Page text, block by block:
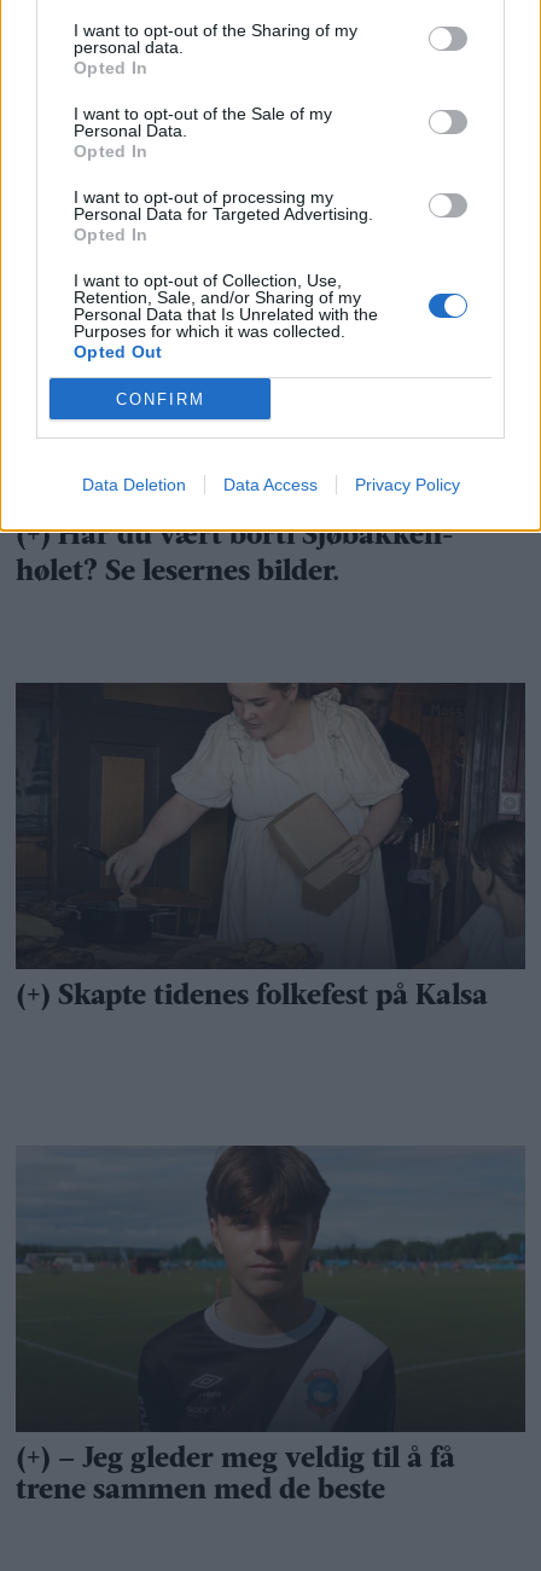
I want to opt-out of the Sharing of my
personal data.
Opted In
I want to opt-out of the Sale of my
Personal Data.
Opted In
I want to opt-out of processing my
Personal Data for Targeted Advertising.
Opted In
I want to opt-out of Collection, Use,
Retention, Sale, and/or Sharing of my
Personal Data that Is Unrelated with the
Purposes for which it was collected.
Opted Out
CONFIRM
Data Deletion Data Access Privacy Policy